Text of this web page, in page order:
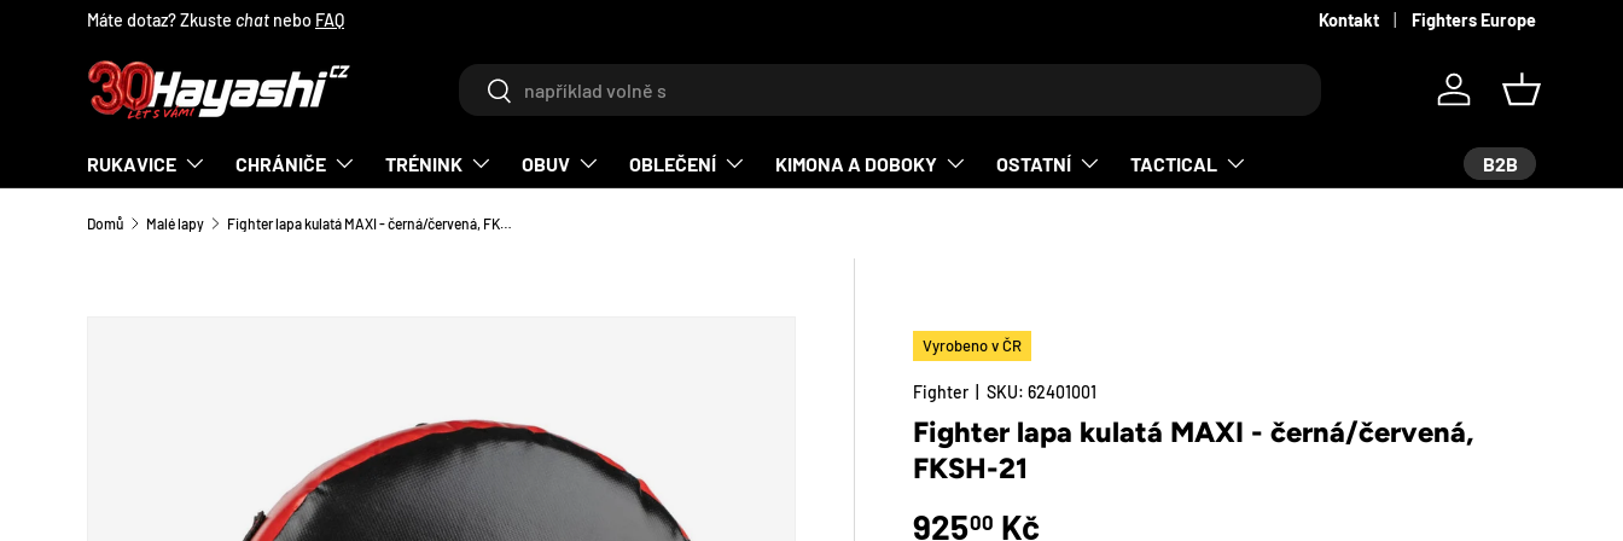
Máte dotaz? Zkuste chat nebo FAQ Kontakt Fighters Europe
HledatHledat
Log in Košík
RUKAVICE CHRÁNIČE TRÉNINK OBUV OBLEČENÍ KIMONA A DOBOKY OSTATNÍ TACTICAL B2B
Domů Malé lapy Fighter lapa kulatá MAXI - černá/červená, FKSH-21
Vyrobeno v ČR
Fighter SKU: 62401001
Fighter lapa kulatá MAXI - černá/červená,
FKSH-21
Běžná cena
92500 Kč